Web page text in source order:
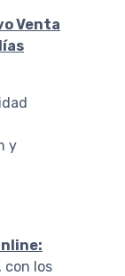
Venta
y
con los